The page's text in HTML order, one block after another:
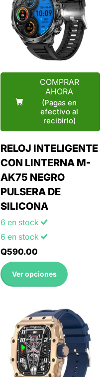
COMPRAR
AHORA
(Pagas en
efectivo al
recibirlo)
RELOJ INTELIGENTE
CON LINTERNA M-
AK75 NEGRO
PULSERA DE
SILICONA
6 en stock
6 en stock
Q590.00
Ver opciones